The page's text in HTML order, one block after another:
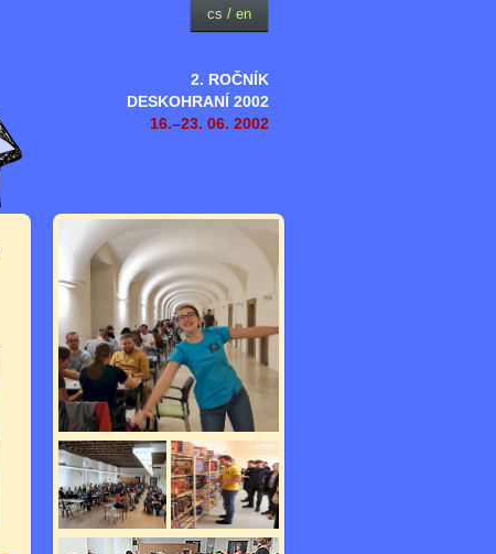
2. ROČNÍK
DESKOHRANÍ 2002
16.–23. 06. 2002
cs / en